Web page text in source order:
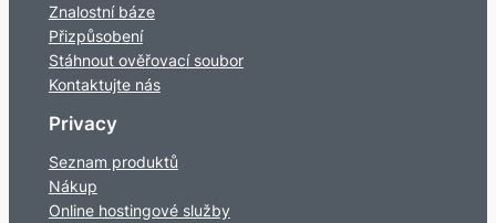
Znalostní báze
Přizpůsobení
Stáhnout ověřovací soubor
Kontaktujte nás
Privacy
Seznam produktů
Nákup
Online hostingové služby